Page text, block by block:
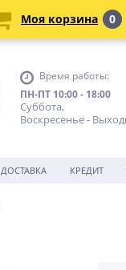
Время работы:
ПН-ПТ 10:00 - 18:00
Суббота,
Воскресенье -
ДОСТАВКА КРЕДИТ
Моя корзина 0